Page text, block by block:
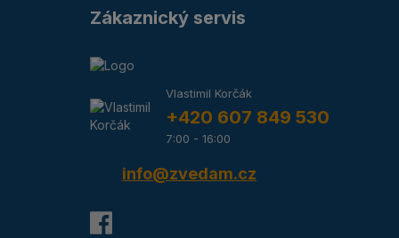
Zákaznický servis
Vlastimil Korčák
+420 607 849 530
7:00 - 16:00
info@zvedam.cz